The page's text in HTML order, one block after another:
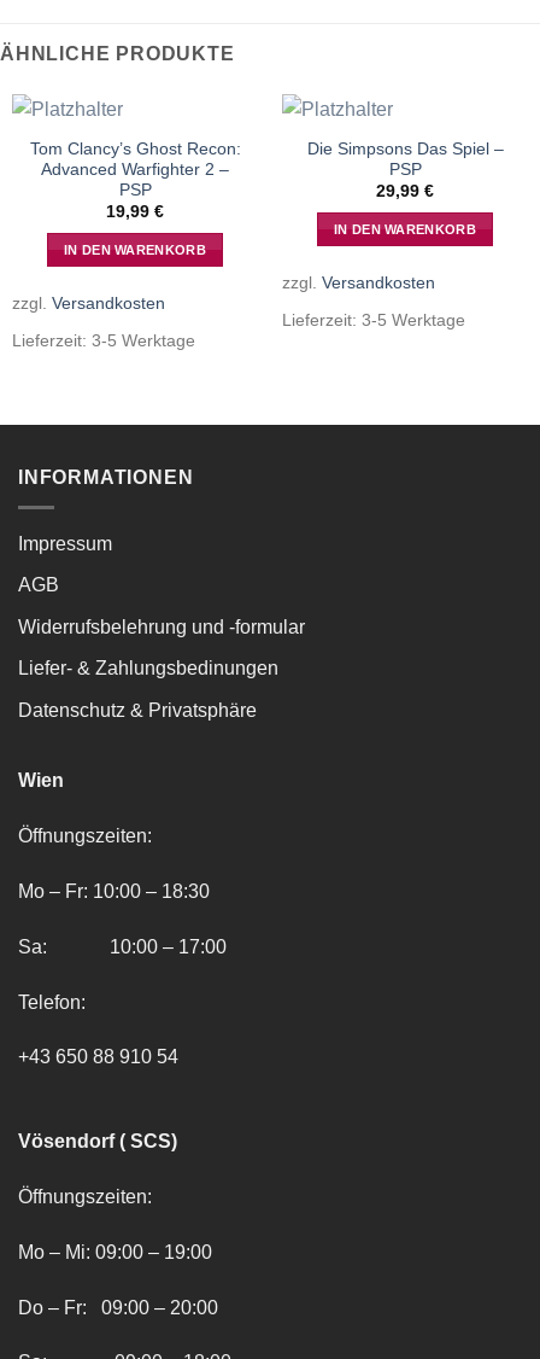
ÄHNLICHE PRODUKTE
Tom Clancy’s Ghost Recon:
Advanced Warfighter 2 –
PSP
19,99 €
IN DEN WARENKORB
zzgl. Versandkosten
Lieferzeit: 3-5 Werktage
Die Simpsons Das Spiel –
PSP
29,99 €
IN DEN WARENKORB
zzgl. Versandkosten
Lieferzeit: 3-5 Werktage
INFORMATIONEN
Impressum
AGB
Widerrufsbelehrung und -formular
Liefer- & Zahlungsbedinungen
Datenschutz & Privatsphäre
Wien
Öffnungszeiten:
Mo – Fr: 10:00 – 18:30
Sa: 10:00 – 17:00
Telefon:
+43 650 88 910 54
Vösendorf ( SCS)
Öffnungszeiten:
Mo – Mi: 09:00 – 19:00
Do – Fr: 09:00 – 20:00